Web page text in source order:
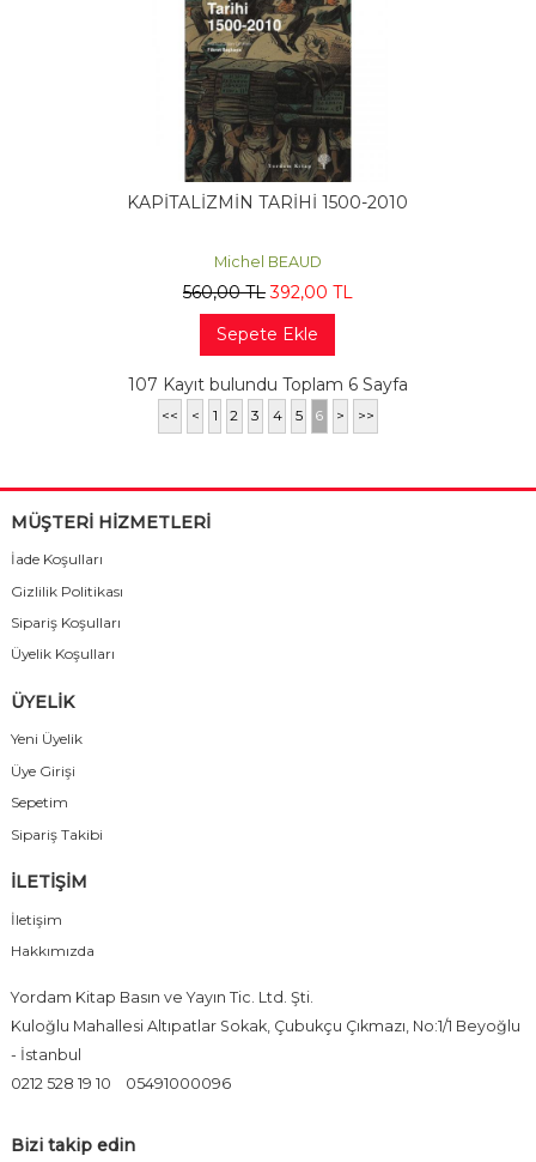
KAPİTALİZMİN TARİHİ 1500-2010
Michel BEAUD
560,00TL 392,00 TL
Sepete Ekle
107 Kayıt bulundu Toplam 6 Sayfa
<< < 1 2 3 4 5 6 > >>
MÜŞTERİ HİZMETLERİ
İade Koşulları
Gizlilik Politikası
Sipariş Koşulları
Üyelik Koşulları
ÜYELİK
Yeni Üyelik
Üye Girişi
Sepetim
Sipariş Takibi
İLETİŞİM
İletişim
Hakkımızda
Yordam Kitap Basın ve Yayın Tic. Ltd. Şti.
Kuloğlu Mahallesi Altıpatlar Sokak, Çubukçu Çıkmazı, No:1/1 Beyoğlu
- İstanbul
0212 528 19 10
05491000096
Bizi takip edin